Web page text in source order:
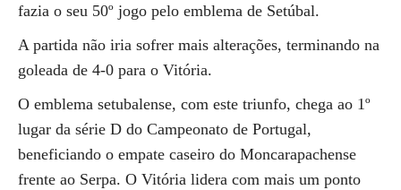
fazia o seu 50º jogo pelo emblema de Setúbal.
A partida não iria sofrer mais alterações, terminando na
goleada de 4-0 para o Vitória.
O emblema setubalense, com este triunfo, chega ao 1º
lugar da série D do Campeonato de Portugal,
beneficiando o empate caseiro do Moncarapachense
frente ao Serpa. O Vitória lidera com mais um ponto